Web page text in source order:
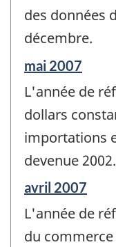
des données
décembre.
Période
référence
de
-
mai 2007
L'année de
dollars
importations
devenue 2002.
Période
référence
de
avril 2007
L'année de
du